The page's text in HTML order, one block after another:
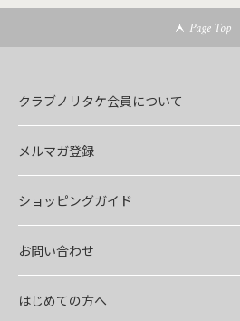
Page Top
クラブノリタケ会員について
メルマガ登録
ショッピングガイド
お問い合わせ
はじめての方へ